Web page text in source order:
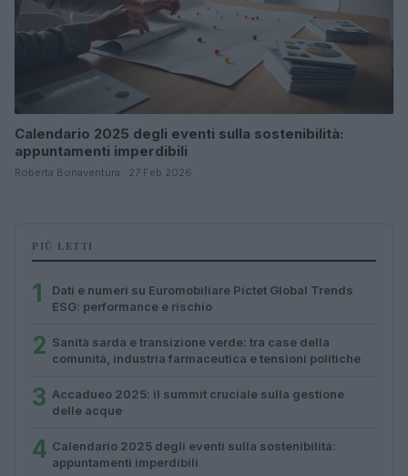
Calendario 2025 degli eventi sulla sostenibilità:
appuntamenti imperdibili
Roberta Bonaventura · 27 Feb 2026
PIÙ LETTI
1
Dati e numeri su Euromobiliare Pictet Global Trends
ESG: performance e rischio
2 Sanità sarda e transizione verde: tra case della
comunità, industria farmaceutica e tensioni politiche
3 Accadueo 2025: il summit cruciale sulla gestione
delle acque
4 Calendario 2025 degli eventi sulla sostenibilità:
appuntamenti imperdibili